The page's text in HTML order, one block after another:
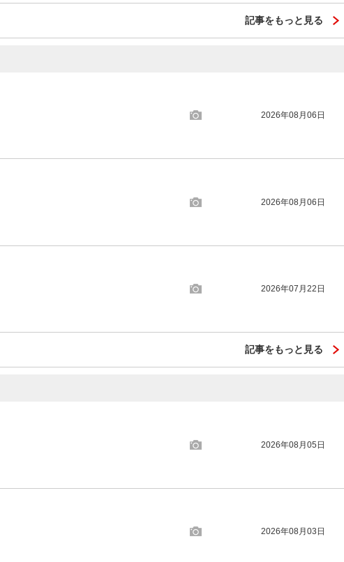
記事をもっと見る
2026年08月06日
2026年08月06日
2026年07月22日
記事をもっと見る
2026年08月05日
2026年08月03日